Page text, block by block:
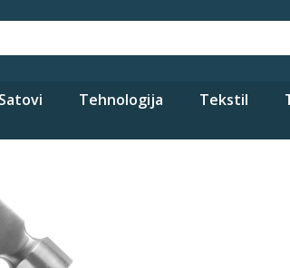
Satovi Tehnologija Tekstil